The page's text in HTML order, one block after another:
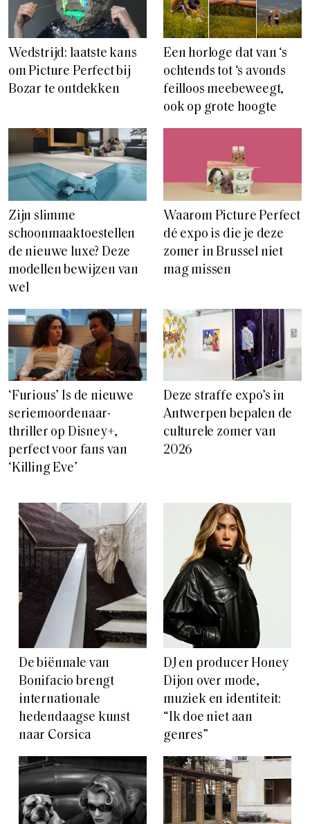
Wedstrijd: laatste kans
om Picture Perfect bij
Bozar te ontdekken
Een horloge dat van ‘s
ochtends tot ‘s avonds
feilloos meebeweegt,
ook op grote hoogte
Zijn slimme
schoonmaaktoestellen
de nieuwe luxe? Deze
modellen bewijzen van
wel
Waarom Picture Perfect
dé expo is die je deze
zomer in Brussel niet
mag missen
‘Furious’ Is de nieuwe
seriemoordenaar-
thriller op Disney+,
perfect voor fans van
‘Killing Eve’
Deze straffe expo’s in
Antwerpen bepalen de
culturele zomer van
2026
De biënnale van
Bonifacio brengt
internationale
hedendaagse kunst
naar Corsica
DJ en producer Honey
Dijon over mode,
muziek en identiteit:
“Ik doe niet aan
genres”